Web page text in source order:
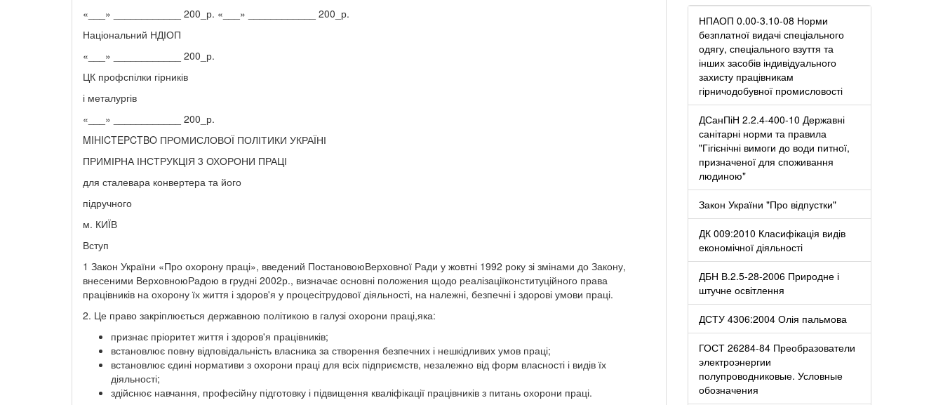
«___» ____________ 200_р. «___» ____________ 200_р.
Національний НДІОП
«___» ____________ 200_р.
ЦК профспілки гірників
і металургів
«___» ____________ 200_р.
MIHICTEPCTBO ПРОМИСЛОВОЇ ПОЛІТИКИ УКРАЇНІ
ПРИМІРНА ІНСТРУКЦІЯ 3 ОХОРОНИ ПРАЦІ
для сталевара конвертера та його
підручного
м. КИЇВ
Вступ
1 Закон України «Про охорону праці», введений ПостановоюВерховної Ради у жовтні 1992 року зі змінами до Закону,
внесеними ВерховноюРадою в грудні 2002р., визначає основні положения щодо реалізаціїконституційного права
працівників на охорону їх життя і здоров'я у процесітрудової діяльності, на належні, безпечні і здорові умови праці.
2. Це право закріплюється державною політикою в галузі охорони праці,яка:
признає пріоритет життя і здоров'я працівників;
встановлює повну відповідальність власника за створення безпечних і нешкідливих умов праці;
встановлює єдині нормативи з охорони праці для всіх підприємств, незалежно від форм власності і видів їх
діяльності;
здійснює навчання, професійну підготовку і підвищення кваліфікації працівників з питань охорони праці.
НПАОП 0.00-3.10-08 Норми
безплатної видачі спеціального
одягу, спеціального взуття та
інших засобів індивідуального
захисту працівникам
гірничодобувної промисловості
ДСанПіН 2.2.4-400-10 Державні
санітарні норми та правила
"Гігієнічні вимоги до води питної,
призначеної для споживання
людиною"
Закон України "Про відпустки"
ДК 009:2010 Класифікація видів
економічної діяльності
ДБН В.2.5-28-2006 Природне і
штучне освітлення
ДСТУ 4306:2004 Олія пальмова
ГОСТ 26284-84 Преобразователи
электроэнергии
полупроводниковые. Условные
обозначения